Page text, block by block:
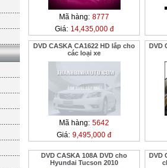
Mã hàng: 8777
Giá: 14,435,000 đ
DVD CASKA CA1622 HD lắp cho
các loại xe
Mã hàng: 5642
Giá: 9,495,000 đ
DVD
DVD CASKA 108A DVD cho
Hyundai Tucson 2010
DVD